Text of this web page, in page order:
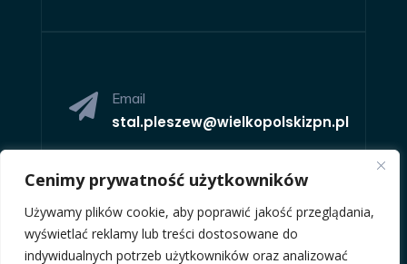
Cenimy prywatność użytkowników
Używamy plików cookie, aby poprawić jakość przeglądania,
wyświetlać reklamy lub treści dostosowane do
indywidualnych potrzeb użytkowników oraz analizować
 Email
stal.pleszew@wielkopolskizpn.pl
Adres